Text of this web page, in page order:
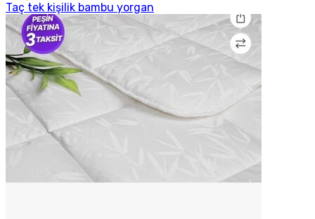
Taç tek kişilik bambu yorgan